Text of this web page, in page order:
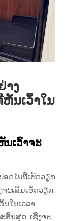
າງ
ນເວົ້າໃນ
ນເວົ້າຈະ
ດໄພທີ່ເຮັດວຽກ
ະເລີ່ມເຮັດວຽກ.
ນໃນເວລາ
ນສຸດ, ເຊິ່ງຈະ